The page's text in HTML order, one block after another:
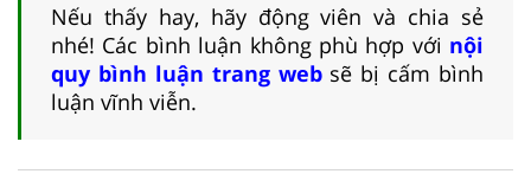
Nếu thấy hay, hãy động viên và chia sẻ
nhé! Các bình luận không phù hợp với nội
quy bình luận trang websẽ bị cấm bình
luận vĩnh viễn.